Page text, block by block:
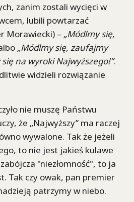
zanim zostali wycięci w
lubili powtarzać
Morawiecki) – „Módlmy się,
„Módlmy się, zaufajmy
na wyroki Najwyższego!”.
widzieli rozwiązanie
nie muszę Państwu
że „Najwyższy” ma raczej
wywalone. Tak że jeżeli
to nie jest jakieś kulawe
"niezłomność", to ja
Tak czy owak, pan premier
patrzymy w niebo.